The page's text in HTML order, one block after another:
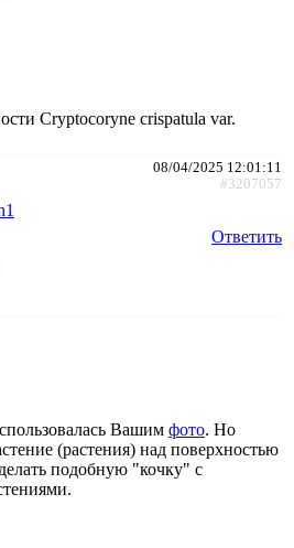
Cryptocoryne crispatula var.
08/04/2025 12:01:11
#3207057
Ответить
Вашим фото. Но
(растения) над поверхностью
подобную "кочку" с